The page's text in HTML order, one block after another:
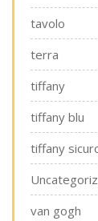
tavolo
terra
tiffany
tiffany blu
tiffany
van gogh